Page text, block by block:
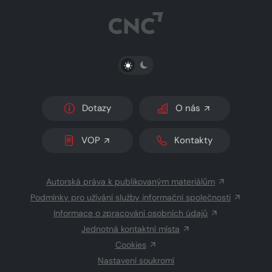
PŘEPNOUT SVĚTLÝ/TMAVÝ REŽIM
Dotazy O nás
VOP Kontakty
Autorská práva k publikovaným materiálům
Podmínky pro užívání služby informační společnosti
Informace o zpracování osobních údajů
Jednotná kontaktní místa
Cookies
Nastavení soukromí